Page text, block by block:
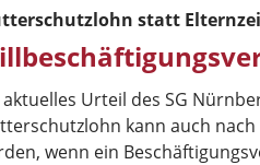
statt
aktuelles Urteil des SG
kann auch
wenn ein